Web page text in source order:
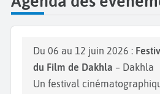
Du 06 au 12 juin 2026 :
du Film de Dakhla – Dakhla
Un festival